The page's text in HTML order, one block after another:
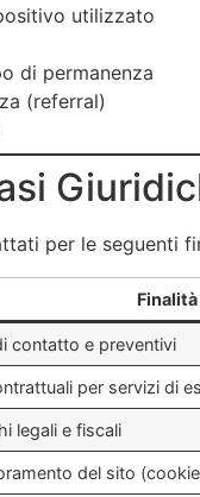
utilizzato
di permanenza
(referral)
per le seguenti
Finalità
contatto e preventivi
per servizi di
legali e fiscali
del sito